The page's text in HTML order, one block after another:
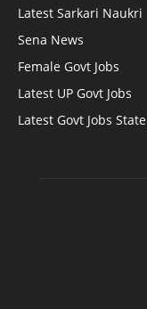
Latest Sarkari Naukri
Sena News
Female Govt Jobs
Latest UP Govt Jobs
Latest Govt Jobs